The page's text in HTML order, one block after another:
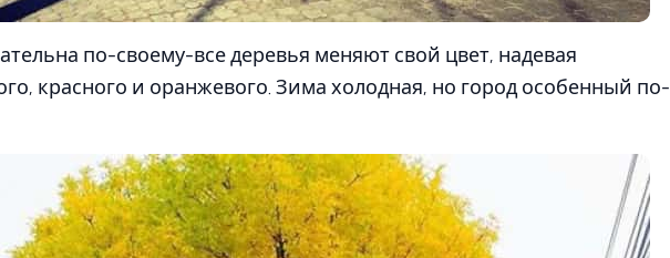
по-своему-все деревья меняют свой цвет, надевая
красного и оранжевого. Зима холодная, но город особенный по-